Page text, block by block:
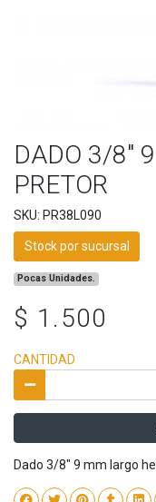
DADO 3/8"
PRETOR
SKU: PR38L090
Stock por sucursal
Pocas Unidades.
$ 1.500
CANTIDAD
Dado 3/8" 9 mm largo